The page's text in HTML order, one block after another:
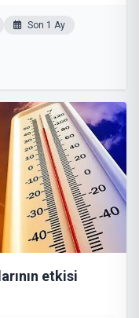
Son 1 Ay
etkisi